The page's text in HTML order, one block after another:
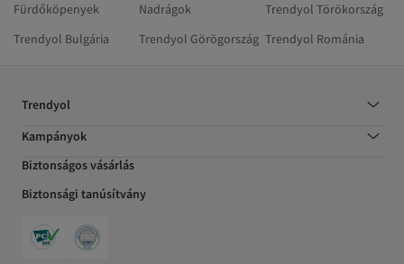
Fürdőköpenyek
Nadrágok
Trendyol Törökország
Trendyol Bulgária
Trendyol Görögország Trendyol Románia
Trendyol
Kampányok
Biztonságos vásárlás
Biztonsági tanúsítvány